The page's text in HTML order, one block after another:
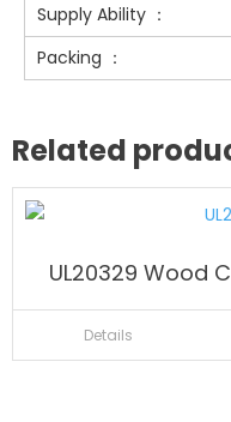
Supply Ability ：
Packing ：
Related
UL20329 Wood
Details